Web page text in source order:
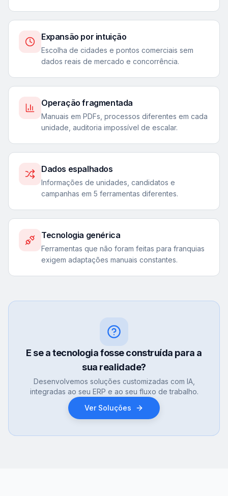
Expansão por intuição
Escolha de cidades e pontos comerciais sem
dados reais de mercado e concorrência.
Operação fragmentada
Manuais em PDFs, processos diferentes em cada
unidade, auditoria impossível de escalar.
Dados espalhados
Informações de unidades, candidatos e
campanhas em 5 ferramentas diferentes.
Tecnologia genérica
Ferramentas que não foram feitas para franquias
exigem adaptações manuais constantes.
E se a tecnologia fosse construída para a
sua realidade?
Desenvolvemos soluções customizadas com IA,
integradas ao seu ERP e ao seu fluxo de trabalho.
Ver Soluções